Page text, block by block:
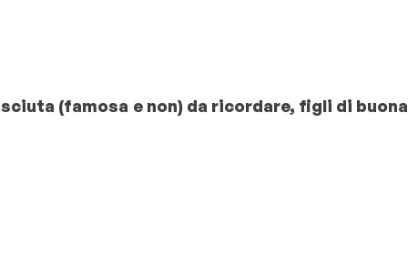
(famosa e non) da ricordare, figli di buona